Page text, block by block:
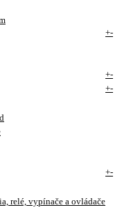
+-
+-
+-
+-
relé, vypínače a ovládače